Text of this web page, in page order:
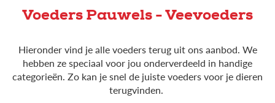
Voeders Pauwels - Veevoeders
Hieronder vind je alle voeders terug uit ons aanbod. We
hebben ze speciaal voor jou onderverdeeld in handige
categorieën. Zo kan je snel de juiste voeders voor je dieren
terugvinden.